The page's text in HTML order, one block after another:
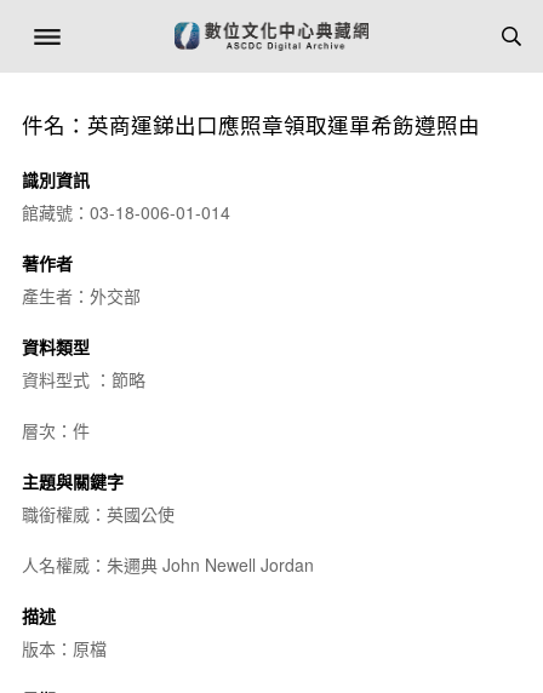
件名：英商運銻出口應照章領取運單希飭遵照由
識別資訊
館藏號：03-18-006-01-014
著作者
產生者：外交部
資料類型
資料型式 ：節略
層次：件
主題與關鍵字
職銜權威：英國公使
人名權威：朱邇典 John Newell Jordan
描述
版本：原檔